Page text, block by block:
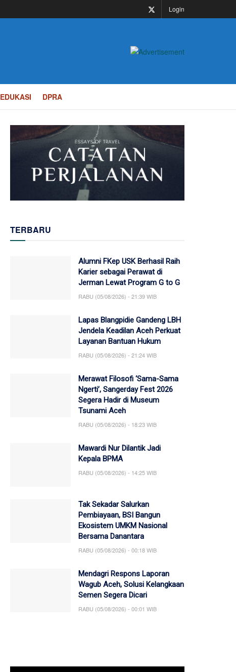
Login
EDUKASI DPRA
TERBARU
Alumni FKep USK Berhasil Raih
Karier sebagai Perawat di
Jerman Lewat Program G to G
RABU (05/08/2026) - 21:39 WIB
Lapas Blangpidie Gandeng LBH
Jendela Keadilan Aceh Perkuat
Layanan Bantuan Hukum
RABU (05/08/2026) - 21:24 WIB
Merawat Filosofi ‘Sama-Sama
Ngerti’, Sangerday Fest 2026
Segera Hadir di Museum
Tsunami Aceh
RABU (05/08/2026) - 18:23 WIB
Mawardi Nur Dilantik Jadi
Kepala BPMA
RABU (05/08/2026) - 14:25 WIB
Tak Sekadar Salurkan
Pembiayaan, BSI Bangun
Ekosistem UMKM Nasional
Bersama Danantara
RABU (05/08/2026) - 00:18 WIB
Mendagri Respons Laporan
Wagub Aceh, Solusi Kelangkaan
Semen Segera Dicari
RABU (05/08/2026) - 00:01 WIB